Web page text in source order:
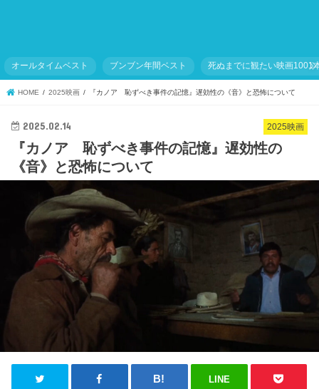
オールタイムベスト ブンブン年間ベスト 死ぬまでに観たい映画1001
HOME 2025映画 『カノア 恥ずべき事件の記憶』遅効性の《音》と恐怖について
2025映画
2025.02.14
『カノア 恥ずべき事件の記憶』遅効性の
《音》と恐怖について
LINE